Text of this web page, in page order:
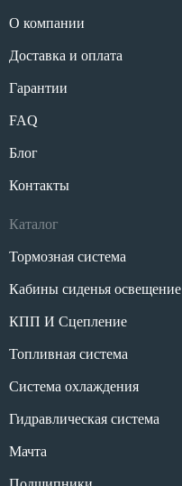
О компании
Доставка и оплата
Гарантии
FAQ
Блог
Контакты
Каталог
Тормозная система
Кабины сиденья освещение
КПП И Сцепление
Топливная система
Система охлаждения
Гидравлическая система
Мачта